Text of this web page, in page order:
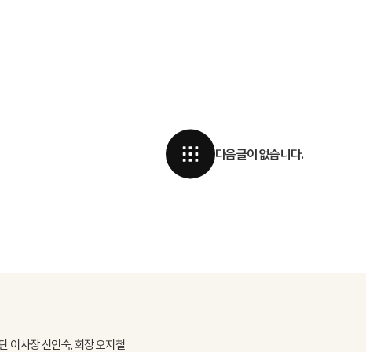
다음글이 없습니다.
이사장 신인숙, 회장 오지철